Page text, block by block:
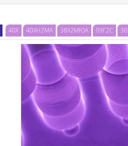
40Х 40ХН2МА 38Х2МЮА 09Г2С